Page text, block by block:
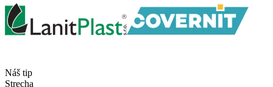
Náš tip
Strecha